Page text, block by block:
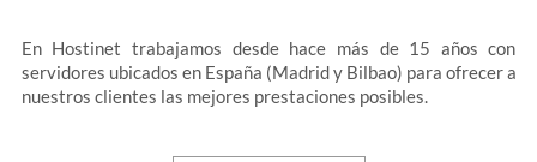
En Hostinet trabajamos desde hace más de 15 años con
servidores ubicados en España (Madrid y Bilbao) para ofrecer a
nuestros clientes las mejores prestaciones posibles.